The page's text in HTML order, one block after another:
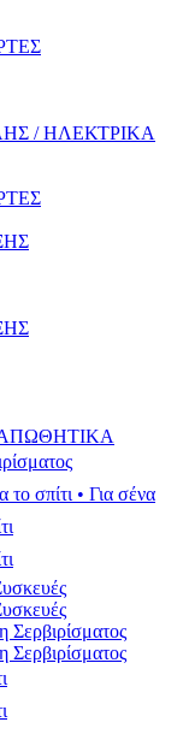
/ ΗΛΕΚΤΡΙΚΑ
σπίτι • Για σένα
Σερβιρίσματος
Σερβιρίσματος